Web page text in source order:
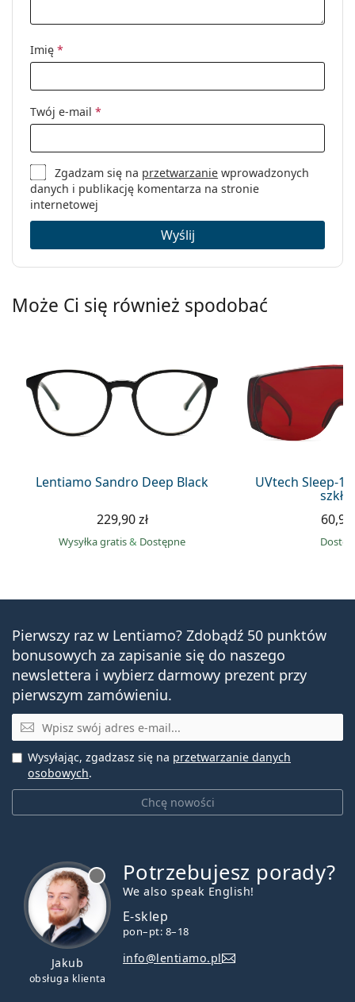
Kategoria:
Okulary blokujące niebieskie
Marka:
Kod:
Imię *
Twój e-mail *
Zgadzam się na przetwarzanie wprowadzonych
danych i publikację komentarza na stronie
internetowej
Wyślij
Może Ci się również spodobać
Lentiamo Sandro Deep Black
229,90 zł
Wysyłka gratis& Dostępne
UVtech Sleep-1
60,99
Pierwszy raz w Lentiamo? Zdobądź 50 punktów
bonusowych za zapisanie się do naszego
newslettera i wybierz darmowy prezent przy
pierwszym zamówieniu.
E-mail
Chcę nowości
Wysyłając, zgadzasz się na przetwarzanie danych
osobowych.
Jakub
obsługa klienta
Potrzebujesz porady?
We also speak English!
E-sklep
pon–pt: 8–18
info@lentiamo.pl